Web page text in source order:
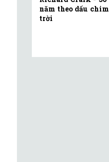
năm theo dấu chim
trời